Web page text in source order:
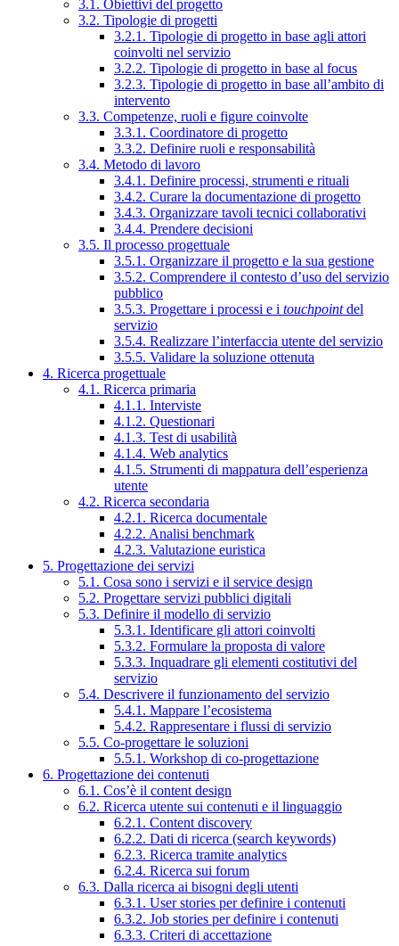
3.1. Obiettivi del progetto
3.2. Tipologie di progetti
3.2.1. Tipologie di progetto in base agli attori
coinvolti nel servizio
3.2.2. Tipologie di progetto in base al focus
3.2.3. Tipologie di progetto in base all’ambito di
intervento
3.3. Competenze, ruoli e figure coinvolte
3.3.1. Coordinatore di progetto
3.3.2. Definire ruoli e responsabilità
3.4. Metodo di lavoro
3.4.1. Definire processi, strumenti e rituali
3.4.2. Curare la documentazione di progetto
3.4.3. Organizzare tavoli tecnici collaborativi
3.4.4. Prendere decisioni
3.5. Il processo progettuale
3.5.1. Organizzare il progetto e la sua gestione
3.5.2. Comprendere il contesto d’uso del servizio
pubblico
3.5.3. Progettare i processi e i touchpointdel
servizio
3.5.4. Realizzare l’interfaccia utente del servizio
3.5.5. Validare la soluzione ottenuta
4. Ricerca progettuale
4.1. Ricerca primaria
4.1.1. Interviste
4.1.2. Questionari
4.1.3. Test di usabilità
4.1.4. Web analytics
4.1.5. Strumenti di mappatura dell’esperienza
utente
4.2. Ricerca secondaria
4.2.1. Ricerca documentale
4.2.2. Analisi benchmark
4.2.3. Valutazione euristica
5. Progettazione dei servizi
5.1. Cosa sono i servizi e il service design
5.2. Progettare servizi pubblici digitali
5.3. Definire il modello di servizio
5.3.1. Identificare gli attori coinvolti
5.3.2. Formulare la proposta di valore
5.3.3. Inquadrare gli elementi costitutivi del
servizio
5.4. Descrivere il funzionamento del servizio
5.4.1. Mappare l’ecosistema
5.4.2. Rappresentare i flussi di servizio
5.5. Co-progettare le soluzioni
5.5.1. Workshop di co-progettazione
6. Progettazione dei contenuti
6.1. Cos’è il content design
6.2. Ricerca utente sui contenuti e il linguaggio
6.2.1. Content discovery
6.2.2. Dati di ricerca (search keywords)
6.2.3. Ricerca tramite analytics
6.2.4. Ricerca sui forum
6.3. Dalla ricerca ai bisogni degli utenti
6.3.1. User stories per definire i contenuti
6.3.2. Job stories per definire i contenuti
6.3.3. Criteri di accettazione